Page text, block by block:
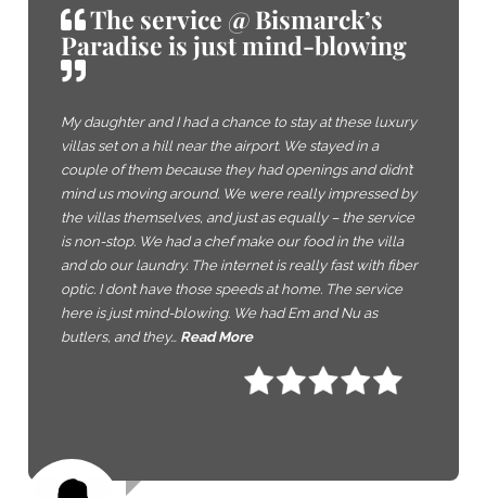
The service @ Bismarck’s
Paradise is just mind-blowing
My daughter and I had a chance to stay at these luxury
villas set on a hill near the airport. We stayed in a
couple of them because they had openings and didn’t
mind us moving around. We were really impressed by
the villas themselves, and just as equally – the service
is non-stop. We had a chef make our food in the villa
and do our laundry. The internet is really fast with fiber
optic. I don’t have those speeds at home. The service
here is just mind-blowing. We had Em and Nu as
butlers, and they… Read More